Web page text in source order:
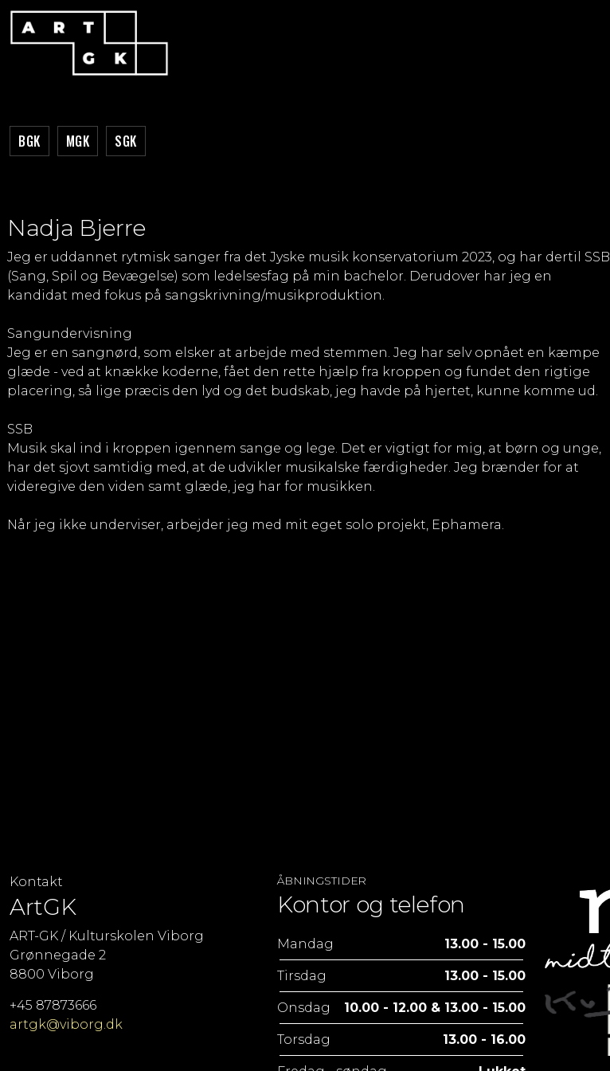
BGK MGK SGK
Nadja Bjerre
Jeg er uddannet rytmisk sanger fra det Jyske musik konservatorium 2023, og har dertil SSB
(Sang, Spil og Bevægelse) som ledelsesfag på min bachelor. Derudover har jeg en
kandidat med fokus på sangskrivning/musikproduktion.
Sangundervisning
Jeg er en sangnørd, som elsker at arbejde med stemmen. Jeg har selv opnået en kæmpe
glæde - ved at knække koderne, fået den rette hjælp fra kroppen og fundet den rigtige
placering, så lige præcis den lyd og det budskab, jeg havde på hjertet, kunne komme ud.
SSB
Musik skal ind i kroppen igennem sange og lege. Det er vigtigt for mig, at børn og unge,
har det sjovt samtidig med, at de udvikler musikalske færdigheder. Jeg brænder for at
videregive den viden samt glæde, jeg har for musikken.
Når jeg ikke underviser, arbejder jeg med mit eget solo projekt, Ephamera.
Kontakt
ArtGK
ART-GK / Kulturskolen Viborg
Grønnegade 2
8800 Viborg
+45 87873666
artgk@viborg.dk
ÅBNINGSTIDER
Kontor og telefon
Mandag 13.00 - 15.00
Tirsdag 13.00 - 15.00
Onsdag 10.00 - 12.00 & 13.00 - 15.00
Torsdag 13.00 - 16.00